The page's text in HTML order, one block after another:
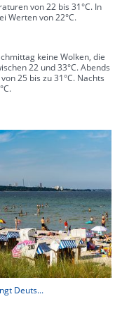
von 22 bis 31°C. In
Werten von 22°C.
keine Wolken, die
22 und 33°C. Abends
25 bis zu 31°C. Nachts
Deuts...